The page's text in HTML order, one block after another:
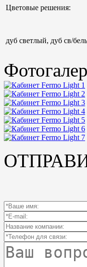
Цветовые решения:
дуб светлый, дуб св/